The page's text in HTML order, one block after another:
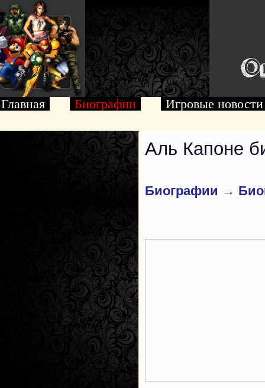
Главная Биографии Игровые новости
Аль Капоне
Биографии →